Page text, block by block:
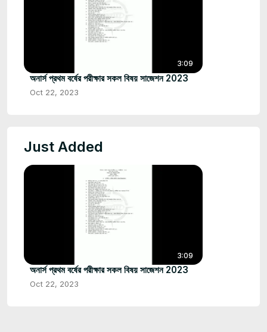
3:09
অনার্স প্রথম বর্ষের পরীক্ষার সকল বিষয় সাজেশন 2023
Oct 22, 2023
Just Added
3:09
অনার্স প্রথম বর্ষের পরীক্ষার সকল বিষয় সাজেশন 2023
Oct 22, 2023